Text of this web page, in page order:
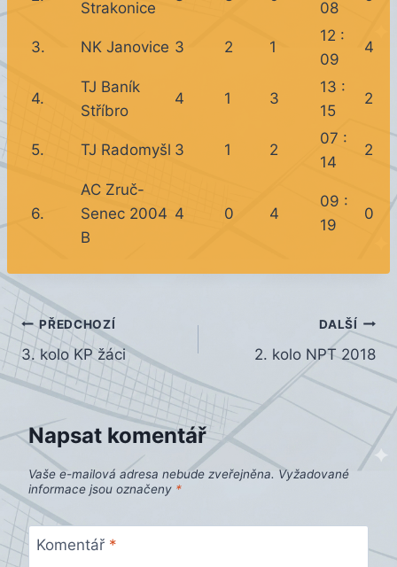
Strakonice
08
3. NK Janovice 3 2 1
12 :
09
4
4.
TJ Baník
Stříbro
4 1 3
13 :
15
2
5. TJ Radomyšl 3 1 2
07 :
14
2
6.
AC Zruč-
Senec 2004
B
4 0 4
09 :
19
0
Navigace
pro
příspěvek
PŘEDCHOZÍ
3. kolo KP žáci
DALŠÍ
2. kolo NPT 2018
Napsat komentář
Vaše e-mailová adresa nebude zveřejněna. Vyžadované
informace jsou označeny *
Komentář *